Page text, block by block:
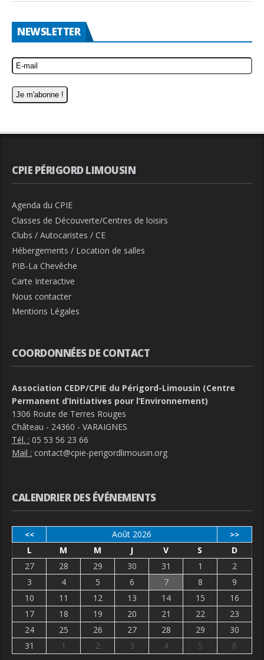
NEWSLETTER
CPIE PÉRIGORD LIMOUSIN
Agenda du CPIE
Classes de Découverte/Centres de loisirs
Clubs / Autocaristes / CE
Hébergements / Location de salles
PIB-La Chevêche
Carte Interactive
Nous contacter
Mentions Légales
COORDONNÉES DE CONTACT
Association CEDP/CPIE du Périgord-Limousin (Centre
Permanent d’Initiatives pour l’Environnement)
1306 Route de Terres Rouges
Château - 24360 - VARAIGNES
Tél. : 05 53 56 23 66
Mail : contact@cpie-perigordlimousin.org
CALENDRIER DES ÉVÉNEMENTS
<< Août 2026 >>
L M M J V S
D
27
28 29 30 31 1
2
3
4 5 6 7 8
9
10
11 12 13 14 15
16
17
18 19 20 21 22
23
24
25 26 27 28 29
30
31
1 2 3 4 5 6